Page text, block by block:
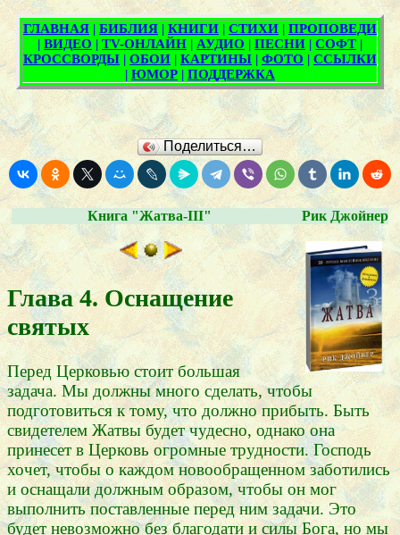
Поделиться…
Книга "Жатва-III" Рик Джойнер
Глава 4. Оснащение
святых
Перед Церковью стоит большая
задача. Мы должны много сделать, чтобы
подготовиться к тому, что должно прибыть. Быть
свидетелем Жатвы будет чудесно, однако она
принесет в Церковь огромные трудности. Господь
хочет, чтобы о каждом новообращенном заботились
и оснащали должным образом, чтобы он мог
выполнить поставленные перед ним задачи. Это
будет невозможно без благодати и силы Бога, но мы